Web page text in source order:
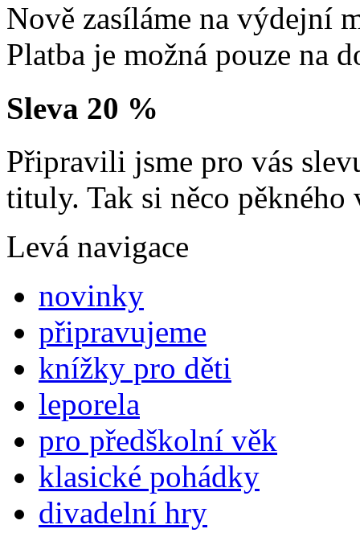
Nově zasíláme na výdejní
Platba je možná pouze na
Sleva 20 %
Připravili jsme pro vás
tituly. Tak si něco pěkného
Levá navigace
novinky
připravujeme
knížky pro děti
leporela
pro předškolní věk
klasické pohádky
divadelní hry